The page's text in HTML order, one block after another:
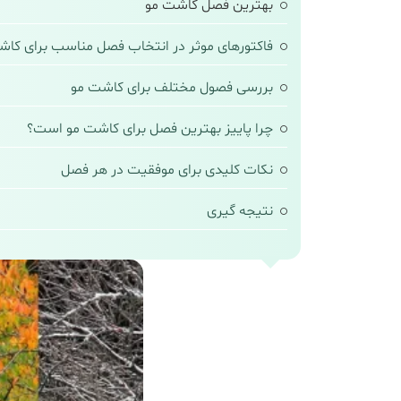
بهترین فصل کاشت مو
فاکتورهای موثر در انتخاب فصل مناسب برای
بررسی فصول مختلف برای کاشت مو
چرا پاییز بهترین فصل برای کاشت مو است؟
نکات کلیدی برای موفقیت در هر فصل
نتیجه‌ گیری